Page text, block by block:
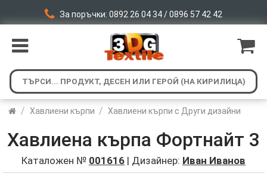
За поръчки: 0892 26 04 34 / 0896 57 42 42
/ Хавлиени кърпи / Хавлиени кърпи с Други дизайни
Хавлиена кърпа Фортнайт 3
Каталожен № 001616 | Дизайнер: Иван Иванов